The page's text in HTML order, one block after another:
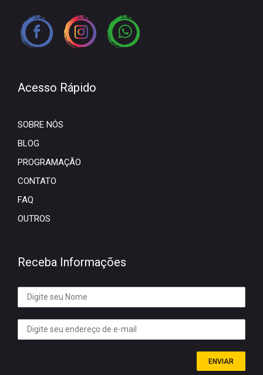
Acesso Rápido
SOBRE NÓS
BLOG
PROGRAMAÇÃO
CONTATO
FAQ
OUTROS
Receba Informações
ENVIAR